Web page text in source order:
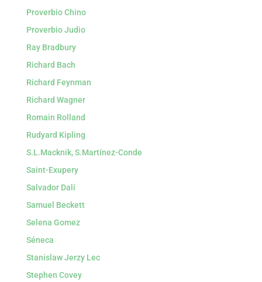
Proverbio Chino
Proverbio Judio
Ray Bradbury
Richard Bach
Richard Feynman
Richard Wagner
Romain Rolland
Rudyard Kipling
S.L.Macknik, S.Martínez-Conde
Saint-Exupery
Salvador Dalí
Samuel Beckett
Selena Gomez
Séneca
Stanislaw Jerzy Lec
Stephen Covey